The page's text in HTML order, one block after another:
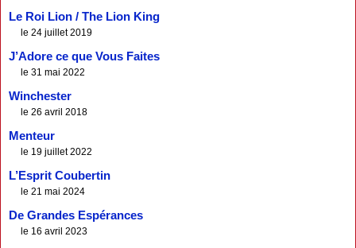
Le Roi Lion / The Lion King
le 24 juillet 2019
J’Adore ce que Vous Faites
le 31 mai 2022
Winchester
le 26 avril 2018
Menteur
le 19 juillet 2022
L’Esprit Coubertin
le 21 mai 2024
De Grandes Espérances
le 16 avril 2023